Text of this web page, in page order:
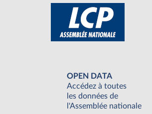
OPEN DATA
Accédez à toutes
les données de
l'Assemblée nationale